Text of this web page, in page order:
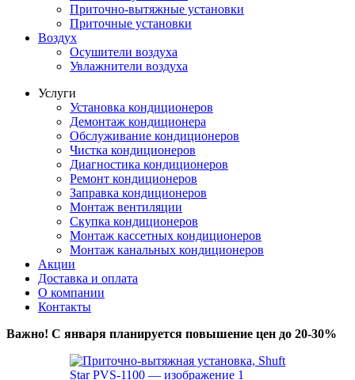
Приточно-вытяжные установки
Приточные установки
Воздух
Осушители воздуха
Увлажнители воздуха
Услуги
Установка кондиционеров
Демонтаж кондиционера
Обслуживание кондиционеров
Чистка кондиционеров
Диагностика кондиционеров
Ремонт кондиционеров
Заправка кондиционеров
Монтаж вентиляции
Скупка кондиционеров
Монтаж кассетных кондиционеров
Монтаж канальных кондиционеров
Акции
Доставка и оплата
О компании
Контакты
Важно! С января планируется повышение цен до 20-30%